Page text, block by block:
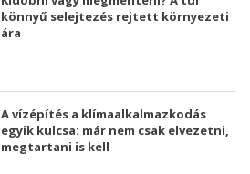
könnyű selejtezés rejtett környezeti
ára
A vízépítés a klímaalkalmazkodás
egyik kulcsa: már nem csak elvezetni,
megtartani is kell